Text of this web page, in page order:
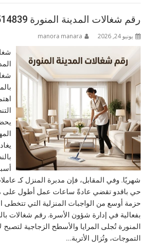
رقم شغالات المدينة المنورة 0508514839
يونيو 24, 2026 manora manara
شهريًا. وفي المقابل، فإن مدبرة المنزل كـ
حي باقدو تقضي عادةً ساعات عمل أطول على
حزمة أوسع من الواجبات المنزلية التي تتخطى
بفعالية في إدارة شؤون الأسرة. رقم شغالات
المنورة تُجلى المرايا والأسطح الزجاجية لتصبح
التموجات، وتُزال الأتربة…